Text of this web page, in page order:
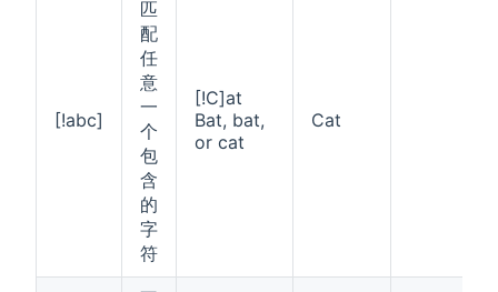
[!abc]
匹
配
任
意
一
个
包
含
的
字
符
[!C]at
Bat, bat,
or cat
Cat